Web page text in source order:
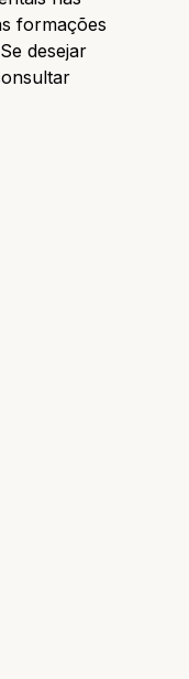
formações
desejar